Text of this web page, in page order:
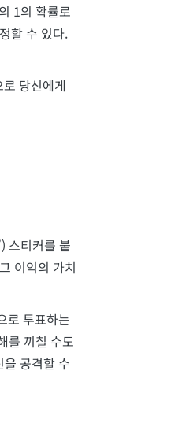
1의 확률로
할 수 있다.
당신에게
스티커를 붙
이익의 가치
로 투표하는
를 끼칠 수도
공격할 수